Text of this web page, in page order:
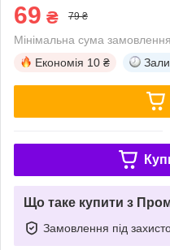
69 ₴ 79 ₴
Мінімальна сума
Економія 10 ₴
Що таке купити з
Замовлення під